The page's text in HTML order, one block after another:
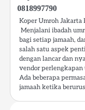
0818997790
Koper Umroh Jakarta
Menjalani ibadah
bagi setiap jamaah,
salah satu aspek
dengan lancar dan
vendor
Ada beberapa
jamaah ketika